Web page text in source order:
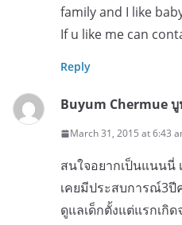
family and I like
If u like me can
Reply
Buyum Chermue บู
March 31, 2015 at 6:43
สนใจอยากเป็นแนนนี่
เคยมีประสบการณ์3ปี
ดูแลเด็กตั้งแต่แรกเกิด